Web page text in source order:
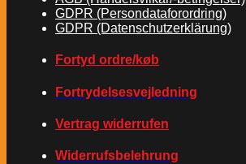
GDPR (Persondataforordring)
GDPR (Datenschutzerklärung)
Fortyd ordre/køb
Fortrydelsesvejledning
Vertrag widerrufen
Widerrufsbelehrung